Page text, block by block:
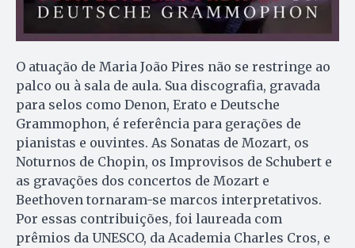
O atuação de Maria João Pires não se restringe ao
palco ou à sala de aula. Sua discografia, gravada
para selos como Denon, Erato e Deutsche
Grammophon, é referência para gerações de
pianistas e ouvintes. As Sonatas de Mozart, os
Noturnos de Chopin, os Improvisos de Schubert e
as gravações dos concertos de Mozart e
Beethoven tornaram-se marcos interpretativos.
Por essas contribuições, foi laureada com
prêmios da UNESCO, da Academia Charles Cros, e